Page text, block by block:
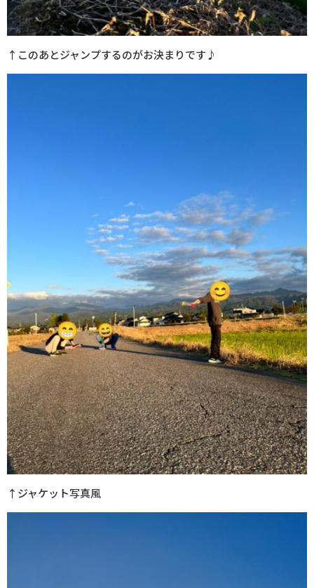
↑このあとジャンプするのがお決まりです♪
↑ジャケット写真風